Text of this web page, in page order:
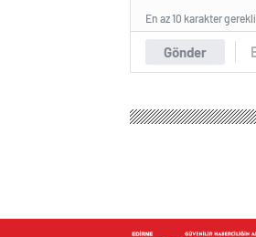
Gönder
En az 10 karakter gerekli